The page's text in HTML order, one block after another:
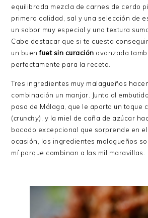
equilibrada mezcla de carnes de cerdo
primera calidad, sal y una selección de
un sabor muy especial y una textura
Cabe destacar que si te cuesta
un buenfuet sin curación avanzada
perfectamente para la receta.
Tres ingredientes muy malagueños
combinación un manjar. Junto al
pasa de Málaga, que le aporta un toque
(crunchy), y la miel de caña de azúcar
bocado excepcional que sorprende en
ocasión, los ingredientes malagueños
mí porque combinan a las mil maravillas.